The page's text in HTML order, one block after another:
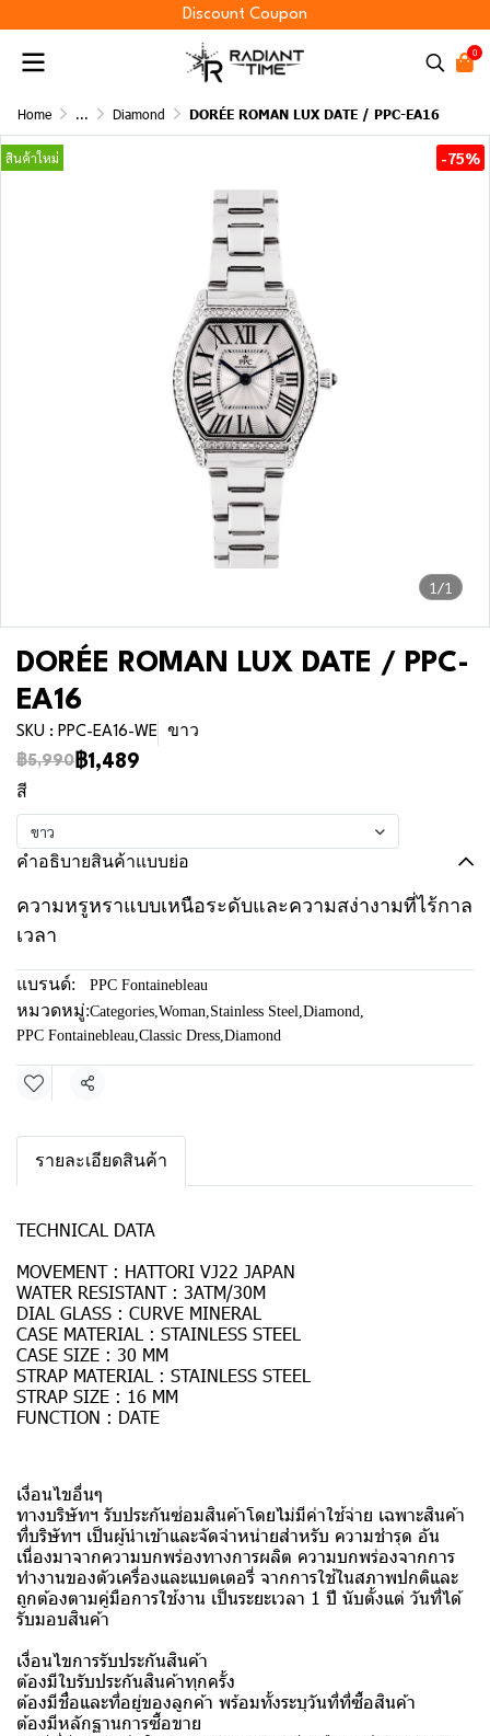
Discount Coupon
0
Home ... Diamond DORÉE ROMAN LUX DATE / PPC-EA16
1/1
สินค้าใหม่ -75%
DORÉE ROMAN LUX DATE / PPC-
EA16
SKU : PPC-EA16-WE
ขาว
฿5,990 ฿1,489
สี
ขาว
คำอธิบายสินค้าแบบย่อ
ความหรูหราแบบเหนือระดับและความสง่างามที่ไร้กาล
เวลา
แบรนด์: PPC Fontainebleau
หมวดหมู่:Categories,Woman,Stainless Steel,Diamond,
PPC Fontainebleau,Classic Dress,Diamond
แชร์
รายละเอียดสินค้า
TECHNICAL DATA
MOVEMENT : HATTORI VJ22 JAPAN
WATER RESISTANT : 3ATM/30M
DIAL GLASS : CURVE MINERAL
CASE MATERIAL : STAINLESS STEEL
CASE SIZE : 30 MM
STRAP MATERIAL : STAINLESS STEEL
STRAP SIZE : 16 MM
FUNCTION : DATE
เงื่อนไขอื่นๆ
ทางบริษัทฯ รับประกันซ่อมสินค้าโดยไม่มีค่าใช้จ่าย เฉพาะสินค้า
ที่บริษัทฯ เป็นผู้นำเข้าและจัดจำหน่ายสำหรับ ความชำรุด อัน
เนื่องมาจากความบกพร่องทางการผลิต ความบกพร่องจากการ
ทำงานของตัวเครื่องและแบตเตอรี่ จากการใช้ในสภาพปกติและ
ถูกต้องตามคู่มือการใช้งาน เป็นระยะเวลา 1 ปี นับตั้งแต่ วันที่ได้
รับมอบสินค้า
เงื่อนไขการรับประกันสินค้า
ต้องมีใบรับประกันสินค้าทุกครั้ง
ต้องมีชื่อและที่อยู่ของลูกค้า พร้อมทั้งระบุวันที่ที่ซื้อสินค้า
ต้องมีหลักฐานการซื้อขาย